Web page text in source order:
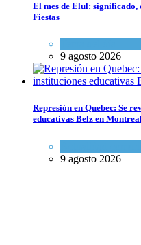
El mes de Elul:
Fiestas
9 agosto 2026
Represión en Quebec: Se
educativas Belz en
9 agosto 2026